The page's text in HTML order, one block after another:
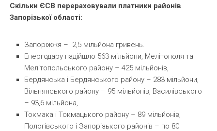
Скільки ЄСВ перераховували платники районів
Запорізької області:
Запоріжжя – 2,5 мільйона гривень.
Енергодару надійшло 563 мільйони, Мелітополя та
Мелітопольського району – 425 мільйонів,
Бердянська і Бердянського району – 283 мільйони,
Вільнянського району – 95 мільйонів, Василівського
– 93,6 мільйона,
Токмака і Токмацького району – 89 мільйонів,
Пологівського і Запорізького районів – по 80